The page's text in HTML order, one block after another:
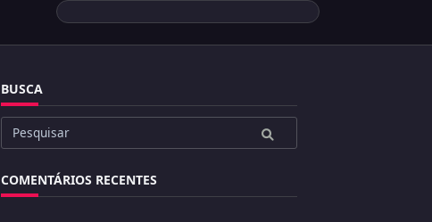
BUSCA
Buscar
COMENTÁRIOS RECENTES